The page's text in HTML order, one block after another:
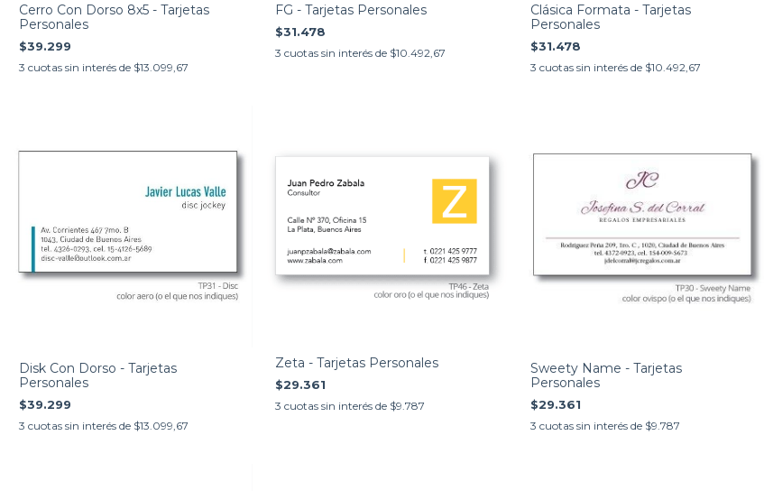
Cerro Con Dorso 8x5 - Tarjetas
Personales
$39.299
3 cuotas sin interés de $13.099,67
FG - Tarjetas Personales
$31.478
3 cuotas sin interés de $10.492,67
Clásica Formata - Tarjetas
Personales
$31.478
3 cuotas sin interés de $10.492,67
Disk Con Dorso - Tarjetas
Personales
$39.299
3 cuotas sin interés de $13.099,67
Zeta - Tarjetas Personales
$29.361
3 cuotas sin interés de $9.787
Sweety Name - Tarjetas
Personales
$29.361
3 cuotas sin interés de $9.787